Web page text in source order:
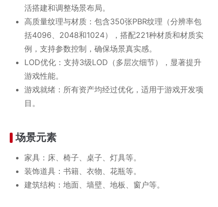
活搭建和调整场景布局。
高质量纹理与材质：包含350张PBR纹理（分辨率包
括4096、2048和1024），搭配221种材质和材质实
例，支持参数控制，确保场景真实感。
LOD优化：支持3级LOD（多层次细节），显著提升
游戏性能。
游戏就绪：所有资产均经过优化，适用于游戏开发项
目。
场景元素
家具：床、椅子、桌子、灯具等。
装饰道具：书籍、衣物、花瓶等。
建筑结构：地面、墙壁、地板、窗户等。